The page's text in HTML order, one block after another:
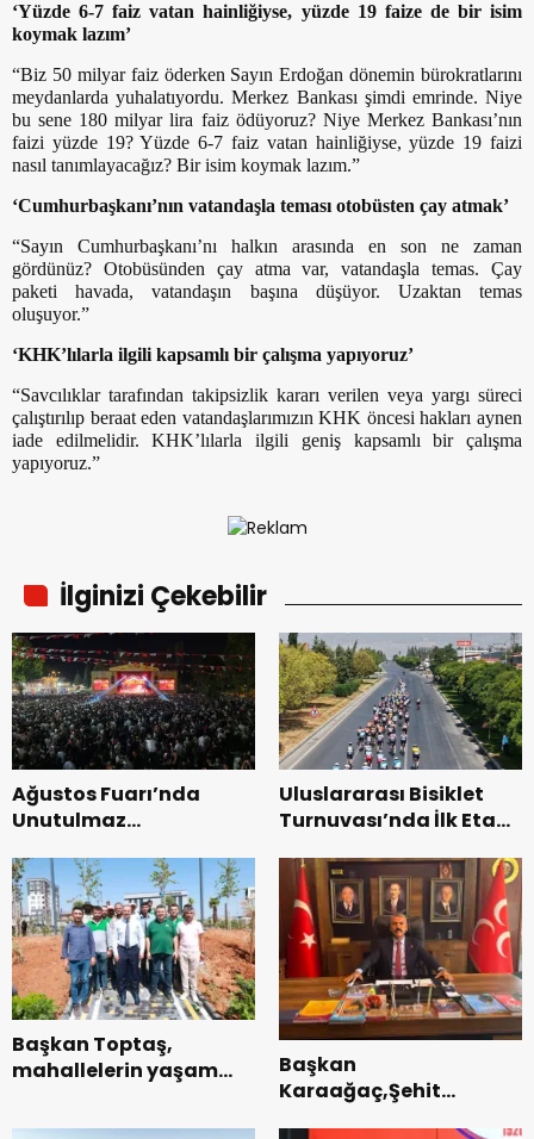
‘Yüzde 6-7 faiz vatan hainliğiyse, yüzde 19 faize de bir isim
koymak lazım’
“Biz 50 milyar faiz öderken Sayın Erdoğan dönemin bürokratlarını
meydanlarda yuhalatıyordu. Merkez Bankası şimdi emrinde. Niye
bu sene 180 milyar lira faiz ödüyoruz? Niye Merkez Bankası’nın
faizi yüzde 19? Yüzde 6-7 faiz vatan hainliğiyse, yüzde 19 faizi
nasıl tanımlayacağız? Bir isim koymak lazım.”
‘Cumhurbaşkanı’nın vatandaşla teması otobüsten çay atmak’
“Sayın Cumhurbaşkanı’nı halkın arasında en son ne zaman
gördünüz? Otobüsünden çay atma var, vatandaşla temas. Çay
paketi havada, vatandaşın başına düşüyor. Uzaktan temas
oluşuyor.”
‘KHK’lılarla ilgili kapsamlı bir çalışma yapıyoruz’
“Savcılıklar tarafından takipsizlik kararı verilen veya yargı süreci
çalıştırılıp beraat eden vatandaşlarımızın KHK öncesi hakları aynen
iade edilmelidir. KHK’lılarla ilgili geniş kapsamlı bir çalışma
yapıyoruz.”
İlginizi Çekebilir
Ağustos Fuarı’nda
Unutulmaz
Uluslararası Bisiklet
Turnuvası’nda İlk Etap
Tamamlandı.
Başkan Toptaş,
mahallelerin yaşam
parkları ziyaret etti.
Başkan
Karaağaç,Şehit